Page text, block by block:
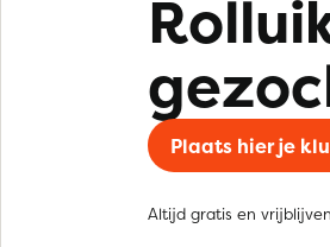
Plaats hier je
Altijd gratis en